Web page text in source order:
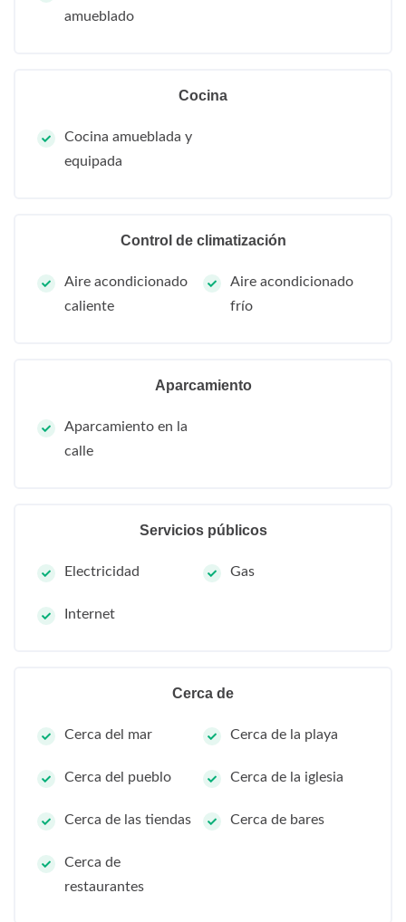
amueblado
Cocina
Cocina amueblada y
equipada
Control de climatización
Aire acondicionado
caliente
Aire acondicionado
frío
Aparcamiento
Aparcamiento en la
calle
Servicios públicos
Electricidad Gas
Internet
Cerca de
Cerca del mar Cerca de la playa
Cerca del pueblo Cerca de la iglesia
Cerca de las tiendas Cerca de bares
Cerca de
restaurantes